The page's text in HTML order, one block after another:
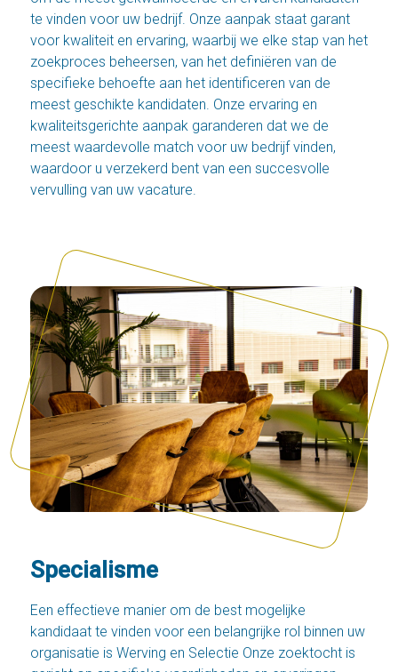
te vinden voor uw bedrijf. Onze aanpak staat garant
voor kwaliteit en ervaring, waarbij we elke stap van het
zoekproces beheersen, van het definiëren van de
specifieke behoefte aan het identificeren van de
meest geschikte kandidaten. Onze ervaring en
kwaliteitsgerichte aanpak garanderen dat we de
meest waardevolle match voor uw bedrijf vinden,
waardoor u verzekerd bent van een succesvolle
vervulling van uw vacature.
Specialisme
Een effectieve manier om de best mogelijke
kandidaat te vinden voor een belangrijke rol binnen uw
organisatie is Werving en Selectie Onze zoektocht is